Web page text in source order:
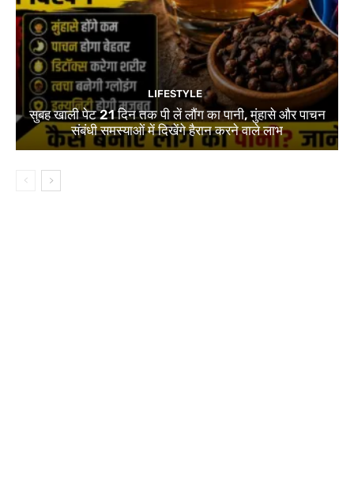
LIFESTYLE
सुबह खाली पेट 21 दिन तक पी लें लौंग का पानी, मुंहासे और पाचन
संबंधी समस्याओं में दिखेंगे हैरान करने वाले लाभ